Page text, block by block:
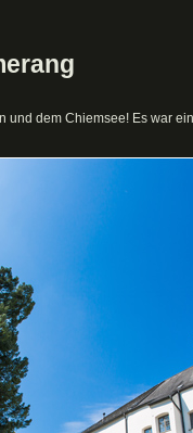
und dem Chiemsee! Es war